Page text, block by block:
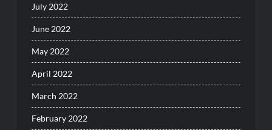
July 2022
June 2022
May 2022
April 2022
March 2022
February 2022